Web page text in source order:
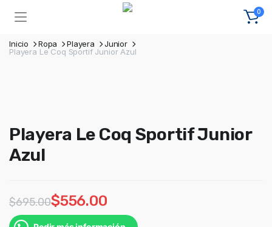
0
Inicio Ropa Playera
Junior
Playera Le Coq Sportif Junior Azul
Playera Le Coq Sportif Junior
Azul
$695.00$556.00